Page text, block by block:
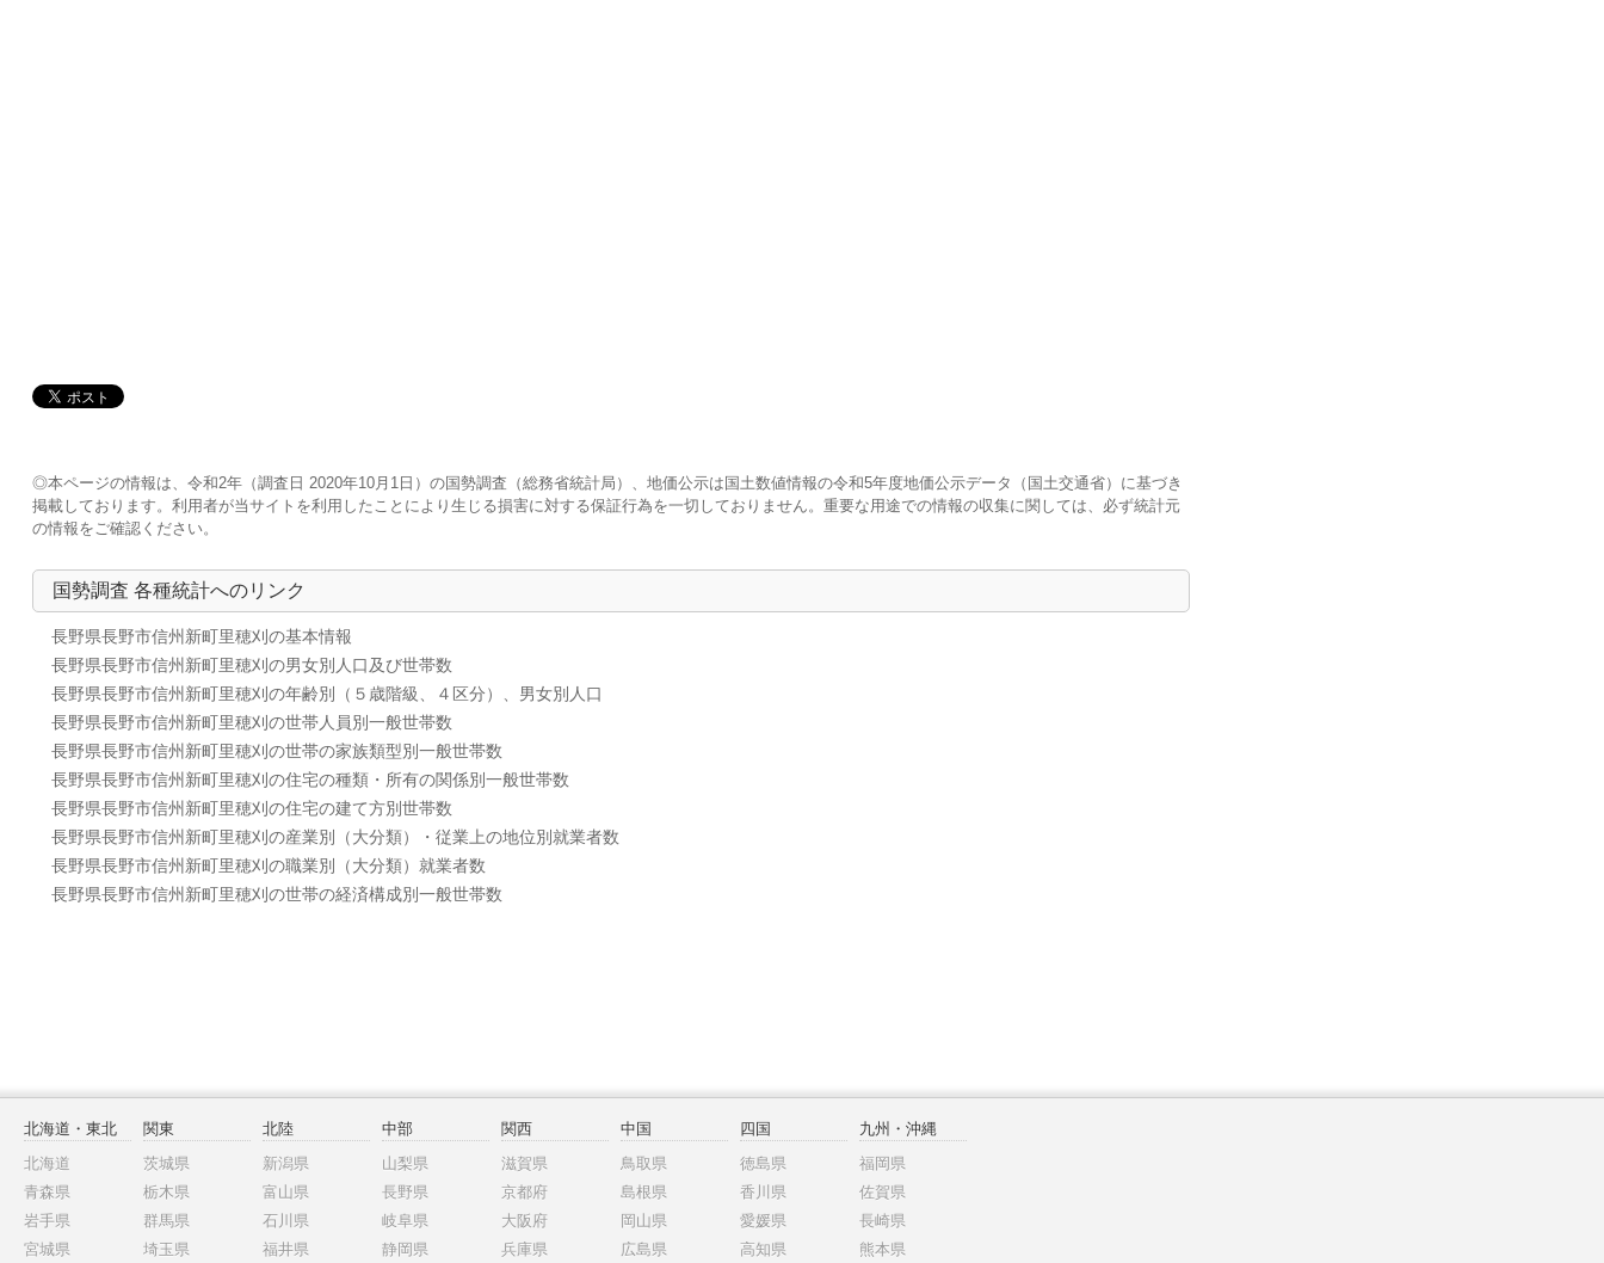
◎本ページの情報は、令和2年（調査日 2020年10月1日）の国勢調査（総務省統計局）、地価公示は国土数値情報の令和5年度地価公示データ（国土交通省）に基づき
掲載しております。利用者が当サイトを利用したことにより生じる損害に対する保証行為を一切しておりません。重要な用途での情報の収集に関しては、必ず統計元
の情報をご確認ください。
国勢調査 各種統計へのリンク
長野県長野市信州新町里穂刈の基本情報
長野県長野市信州新町里穂刈の男女別人口及び世帯数
長野県長野市信州新町里穂刈の年齢別（５歳階級、４区分）、男女別人口
長野県長野市信州新町里穂刈の世帯人員別一般世帯数
長野県長野市信州新町里穂刈の世帯の家族類型別一般世帯数
長野県長野市信州新町里穂刈の住宅の種類・所有の関係別一般世帯数
長野県長野市信州新町里穂刈の住宅の建て方別世帯数
長野県長野市信州新町里穂刈の産業別（大分類）・従業上の地位別就業者数
長野県長野市信州新町里穂刈の職業別（大分類）就業者数
長野県長野市信州新町里穂刈の世帯の経済構成別一般世帯数
北海道・東北
北海道
青森県
岩手県
宮城県
関東
茨城県
栃木県
群馬県
埼玉県
北陸
新潟県
富山県
石川県
福井県
中部
山梨県
長野県
岐阜県
静岡県
関西
滋賀県
京都府
大阪府
兵庫県
中国
鳥取県
島根県
岡山県
広島県
四国
徳島県
香川県
愛媛県
高知県
九州・沖縄
福岡県
佐賀県
長崎県
熊本県